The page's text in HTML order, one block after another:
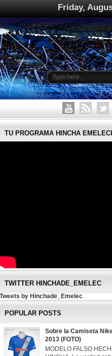
Friday,
use Sample Page
TU PROGRAMA HINCHA
TWITTER HINCHADE_EMELEC
Tweets by Hinchade_Emelec
POPULAR POSTS
Sobre la Camiseta
2013 (FOTO)
MODELO FALSO